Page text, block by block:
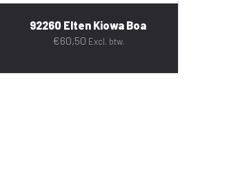
92260 Elten Kiowa Boa
€60,50 Excl. btw.